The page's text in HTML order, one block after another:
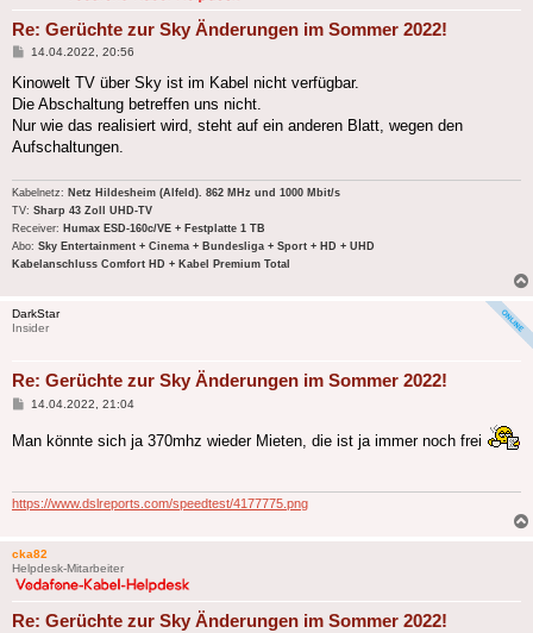
Re: Gerüchte zur Sky Änderungen im Sommer 2022!
Beitrag
14.04.2022, 20:56
Kinowelt TV über Sky ist im Kabel nicht verfügbar.
Die Abschaltung betreffen uns nicht.
Nur wie das realisiert wird, steht auf ein anderen Blatt, wegen den
Aufschaltungen.
Kabelnetz: Netz Hildesheim (Alfeld). 862 MHz und 1000 Mbit/s
TV: Sharp 43 Zoll UHD-TV
Receiver: Humax ESD-160c/VE + Festplatte 1 TB
Abo: Sky Entertainment + Cinema + Bundesliga + Sport + HD + UHD
Kabelanschluss Comfort HD + Kabel Premium Total
DarkStar
Insider
Re: Gerüchte zur Sky Änderungen im Sommer 2022!
Beitrag
14.04.2022, 21:04
Man könnte sich ja 370mhz wieder Mieten, die ist ja immer noch frei
https://www.dslreports.com/speedtest/4177775.png
cka82
Helpdesk-Mitarbeiter
Re: Gerüchte zur Sky Änderungen im Sommer 2022!